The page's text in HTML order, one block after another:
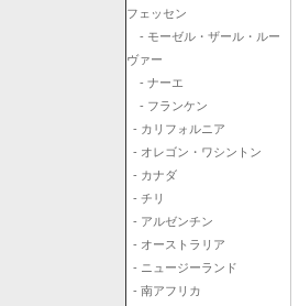
フェッセン
- モーゼル・ザール・ルー
ヴァー
- ナーエ
- フランケン
- カリフォルニア
- オレゴン・ワシントン
- カナダ
- チリ
- アルゼンチン
- オーストラリア
- ニュージーランド
- 南アフリカ